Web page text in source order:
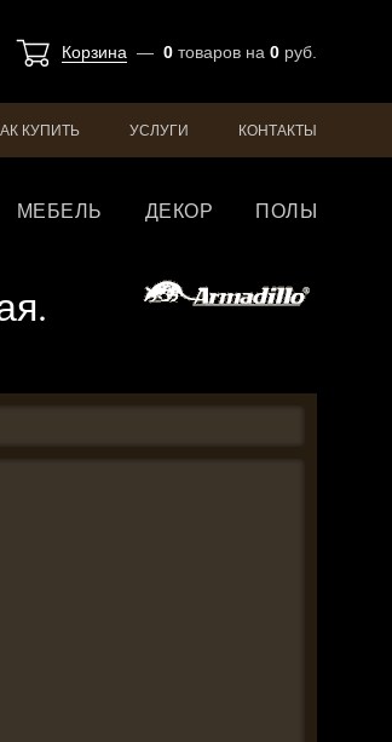
Корзина — 0 товаров на 0 руб.
КУПИТЬ УСЛУГИ КОНТАКТЫ
МЕБЕЛЬ ДЕКОР ПОЛЫ